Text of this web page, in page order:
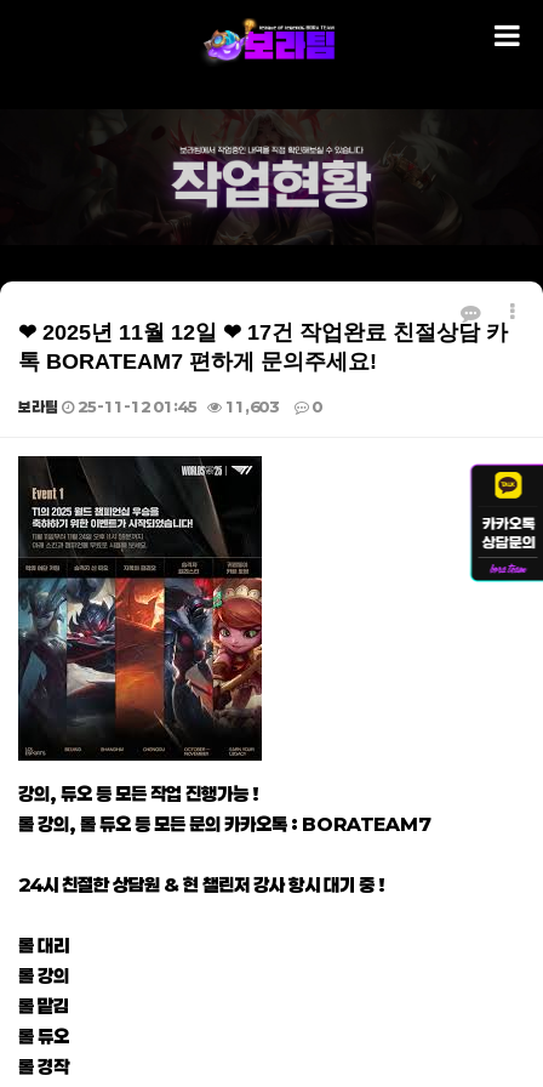
❤ 2025년 11월 12일 ❤ 17건 작업완료 친절상담 카
톡 BORATEAM7 편하게 문의주세요!
보라팀 25-11-12 01:45 11,603 0
본문
강의, 듀오 등 모든 작업 진행가능 !
롤 강의, 롤 듀오 등 모든 문의 카카오톡 : BORATEAM7
24시 친절한 상담원 & 현 챌린저 강사 항시 대기 중 !
롤 대리
롤 강의
롤 맡김
롤 듀오
롤 경작